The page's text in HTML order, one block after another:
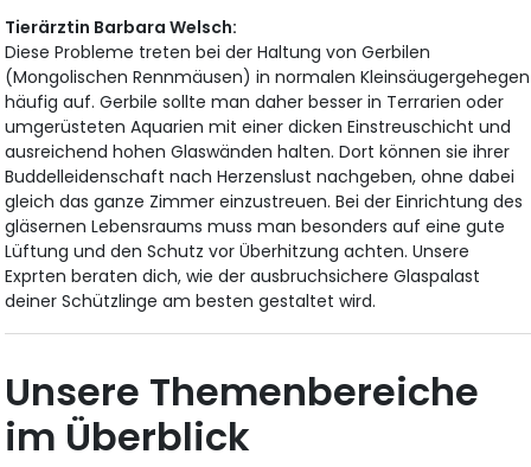
Tierärztin Barbara Welsch:
Diese Probleme treten bei der Haltung von Gerbilen
(Mongolischen Rennmäusen) in normalen Kleinsäugergehegen
häufig auf. Gerbile sollte man daher besser in Terrarien oder
umgerüsteten Aquarien mit einer dicken Einstreuschicht und
ausreichend hohen Glaswänden halten. Dort können sie ihrer
Buddelleidenschaft nach Herzenslust nachgeben, ohne dabei
gleich das ganze Zimmer einzustreuen. Bei der Einrichtung des
gläsernen Lebensraums muss man besonders auf eine gute
Lüftung und den Schutz vor Überhitzung achten. Unsere
Exprten beraten dich, wie der ausbruchsichere Glaspalast
deiner Schützlinge am besten gestaltet wird.
Unsere Themenbereiche
im Überblick